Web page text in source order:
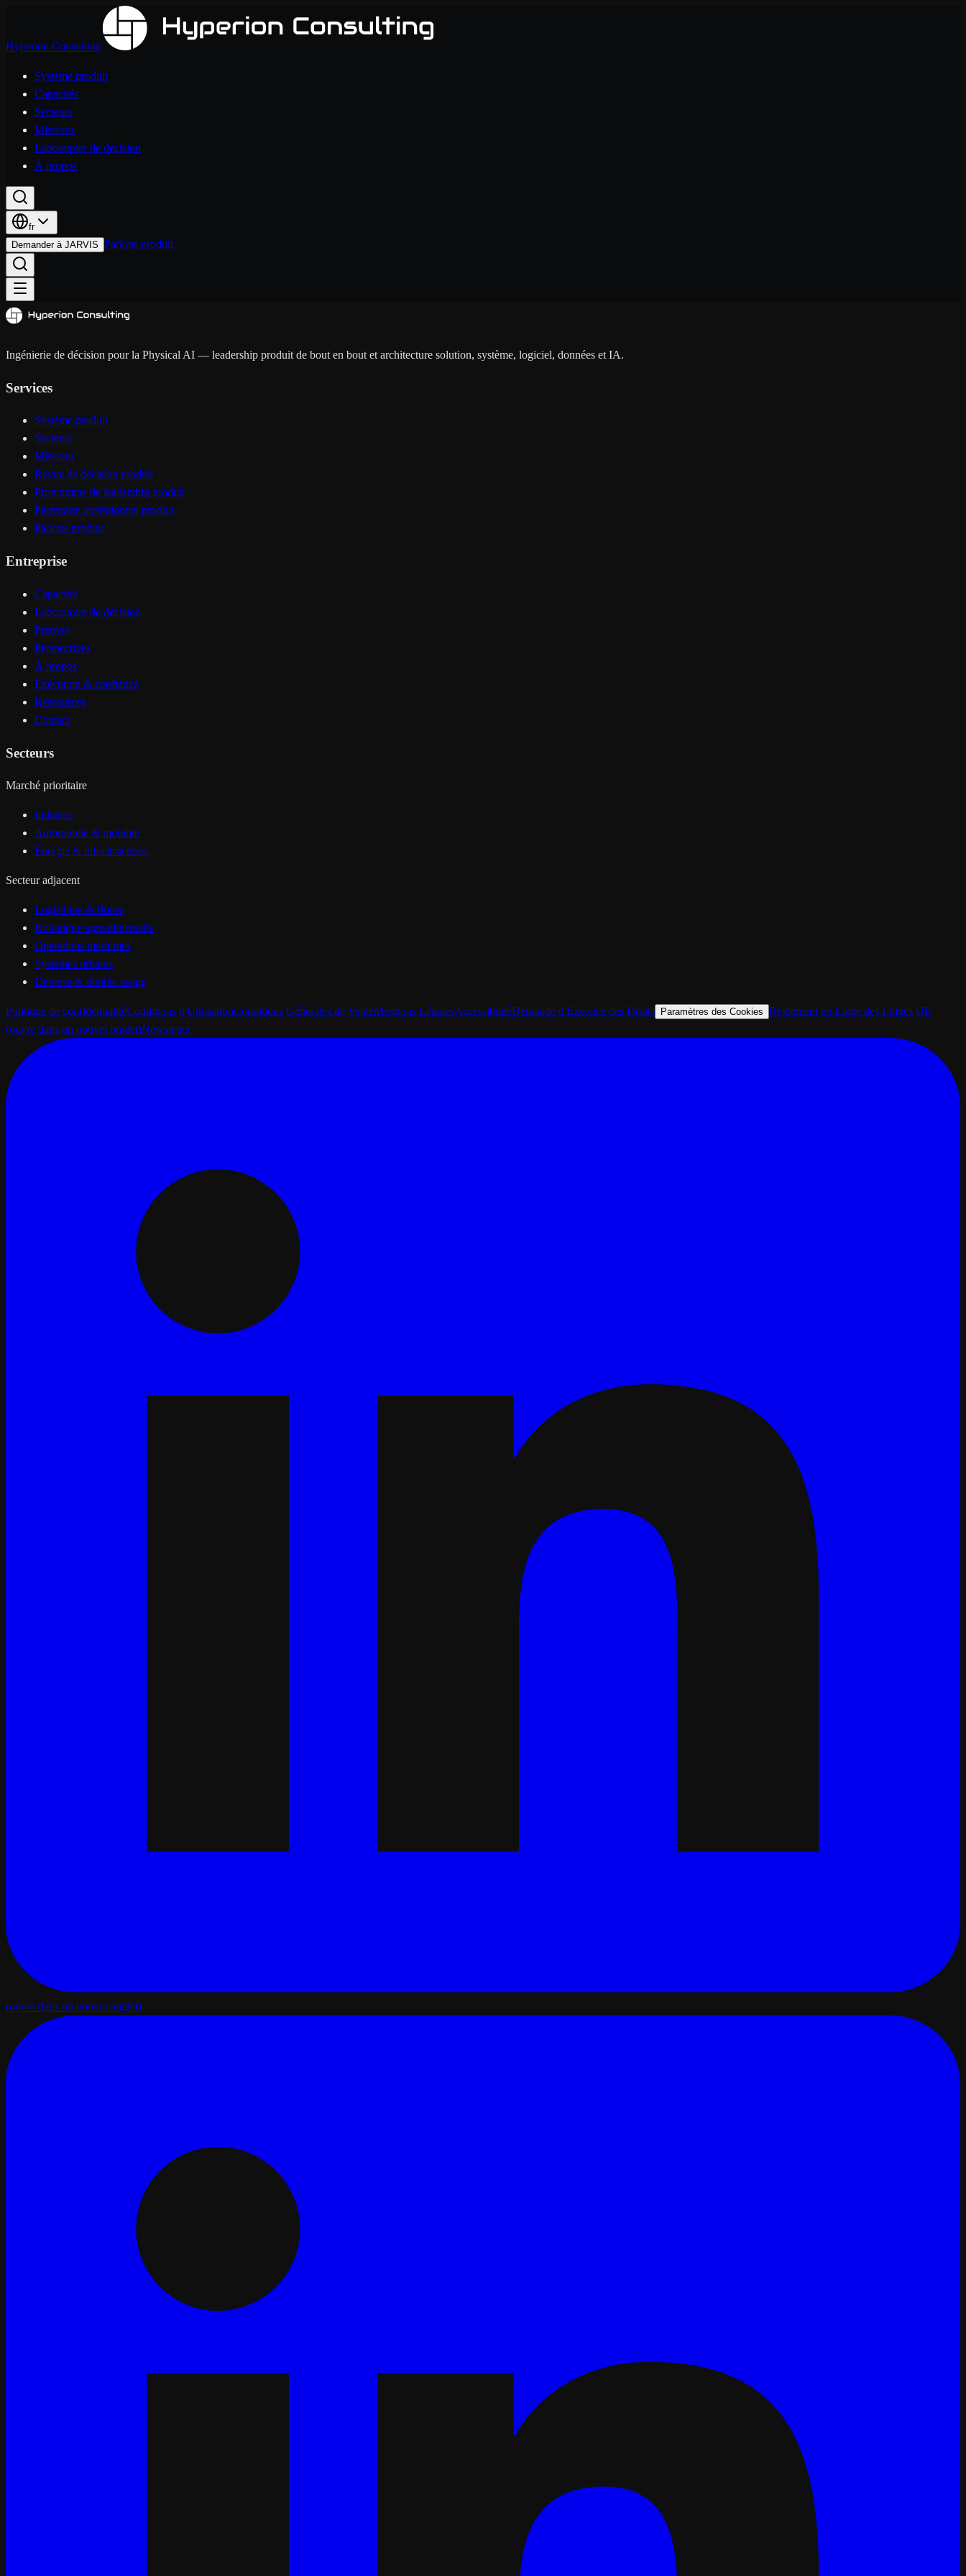
Hyperion Consulting
Système produit
Capacités
Secteurs
Missions
Laboratoire de décision
À propos
fr
Demander à JARVIS Parlons produit
Ingénierie de décision pour la Physical AI — leadership produit de bout en bout et architecture solution, système, logiciel, données et IA.
Services
Système produit
Secteurs
Missions
Revue de décision produit
Programme de leadership produit
Partenaire opérationnel produit
Parlons produit
Entreprise
Capacités
Laboratoire de décision
Preuves
Perspectives
À propos
Exécution & confiance
Ressources
Contact
Secteurs
Marché prioritaire
Industrie
Automobile & mobilité
Énergie & infrastructures
Secteur adjacent
Logistique & flottes
Robotique agroalimentaire
Opérations maritimes
Systèmes urbains
Défense & double usage
Politique de confidentialitéConditions d'UtilisationConditions Générales de VenteMentions LégalesAccessibilitéDemande d'Exercice des Droits Paramètres des Cookies Règlement en Ligne des Litiges UE
(ouvre dans un nouvel onglet)Newsletter
(ouvre dans un nouvel onglet)